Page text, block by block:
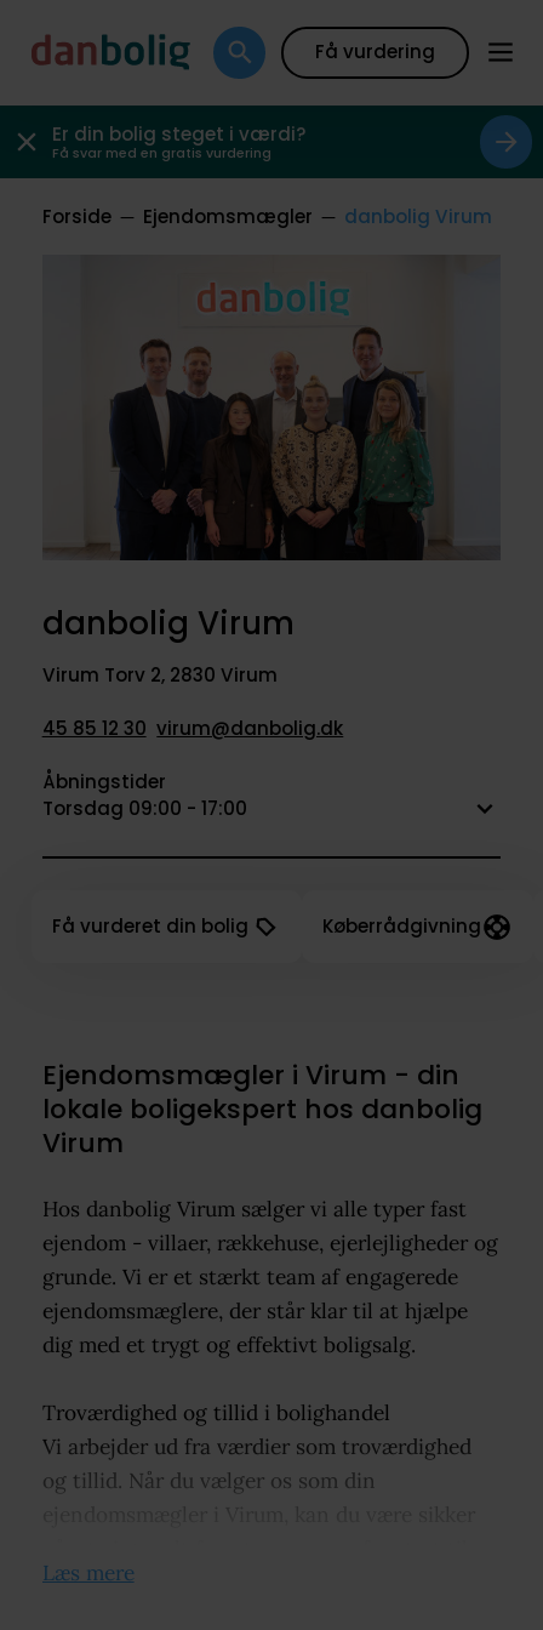
Få vurdering
Er din bolig steget i værdi?
Få svar med en gratis vurdering
Forside Ejendomsmægler danbolig Virum
danbolig Virum
Virum Torv 2, 2830 Virum
45 85 12 30 virum@danbolig.dk
Åbningstider
Torsdag 09:00 - 17:00
Få vurderet din bolig Køberrådgivning
Ejendomsmægler i Virum - din
lokale boligekspert hos danbolig
Virum
Hos danbolig Virum sælger vi alle typer fast
ejendom - villaer, rækkehuse, ejerlejligheder og
grunde. Vi er et stærkt team af engagerede
ejendomsmæglere, der står klar til at hjælpe
dig med et trygt og effektivt boligsalg.
Troværdighed og tillid i bolighandel
Vi arbejder ud fra værdier som troværdighed
og tillid. Når du vælger os som din
slut bliver en god oplevelse. Vi har indgående
Læs mere